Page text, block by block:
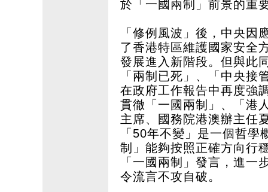
於「一國兩制」前景的重
「修例風波」後，中央因
了香港特區維護國家安全
發展進入新階段。但與此
「兩制已死」、「中央接
在政府工作報告中再度強
貫徹「一國兩制」、「港
主席、國務院港澳辦主任
「50年不變」是一個哲
制」能夠按照正確方向行
「一國兩制」發言，進一
令流言不攻自破。